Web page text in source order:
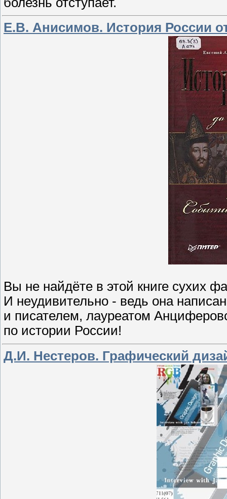
Е.В. Анисимов. История России
Вы не найдёте в этой книге сухих
И неудивительно - ведь она
и писателем, лауреатом
по истории России!
Д.И. Нестеров. Графический